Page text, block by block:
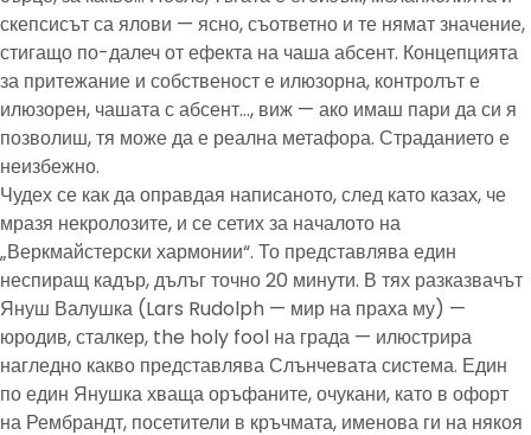
скепсисът са ялови — ясно, съответно и те нямат значение,
стигащо по-далеч от ефекта на чаша абсент. Концепцията
за притежание и собственост е илюзорна, контролът е
илюзорен, чашата с абсент…, виж — ако имаш пари да си я
позволиш, тя може да е реална метафора. Страданието е
неизбежно.
Чудех се как да оправдая написаното, след като казах, че
мразя некролозите, и се сетих за началото на
„Веркмайстерски хармонии“. То представлява един
неспиращ кадър, дълъг точно 20 минути. В тях разказвачът
Януш Валушка (Lars Rudolph — мир на праха му) —
юродив, сталкер, the holy fool на града — илюстрира
нагледно какво представлява Слънчевата система. Един
по един Янушка хваща оръфаните, очукани, като в офорт
на Рембрандт, посетители в кръчмата, именова ги на някоя